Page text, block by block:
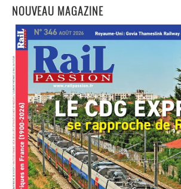
NOUVEAU MAGAZINE